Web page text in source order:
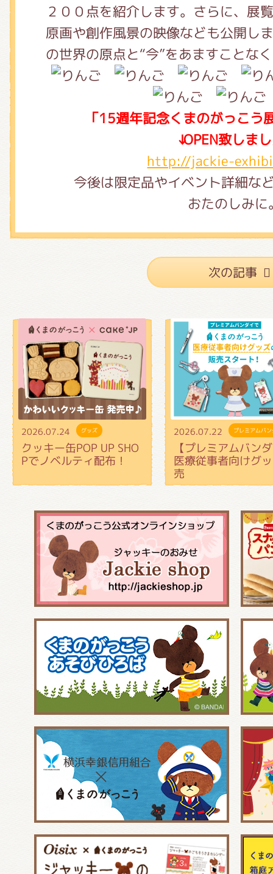
２００点を紹介します。さらに、展
原画や創作風景の映像なども公開し
の世界の原点と“今”をあますことな
「15週年記念くまのがっこう
↓OPEN致しま
http://jackie-
今後は限定品やイベント詳細な
おたのしみに
次の記事
2026.07.24 グッズ
クッキー缶POP UP SHO
Pでノベルティ配布！
2026.07.22 プレミアムバ
【プレミアムバン
医療従事者向けグ
売